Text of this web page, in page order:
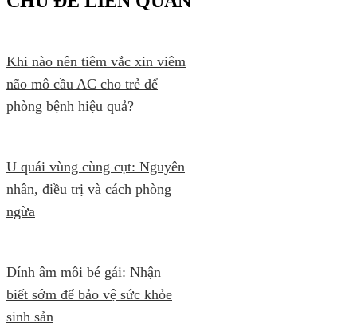
Khi nào nên tiêm vắc xin viêm
não mô cầu AC cho trẻ để
phòng bệnh hiệu quả?
U quái vùng cùng cụt: Nguyên
nhân, điều trị và cách phòng
ngừa
Dính âm môi bé gái: Nhận
biết sớm để bảo vệ sức khỏe
sinh sản